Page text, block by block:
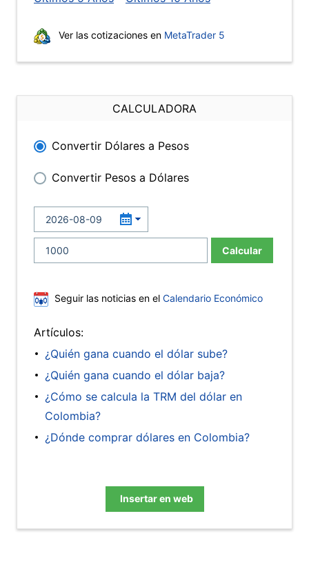
Ver las cotizaciones en MetaTrader 5
CALCULADORA
Convertir Dólares a Pesos
Convertir Pesos a Dólares
Calcular
Seguir las noticias en el Calendario Económico
Artículos:
¿Quién gana cuando el dólar sube?
¿Quién gana cuando el dólar baja?
¿Cómo se calcula la TRM del dólar en
Colombia?
¿Dónde comprar dólares en Colombia?
Insertar en web